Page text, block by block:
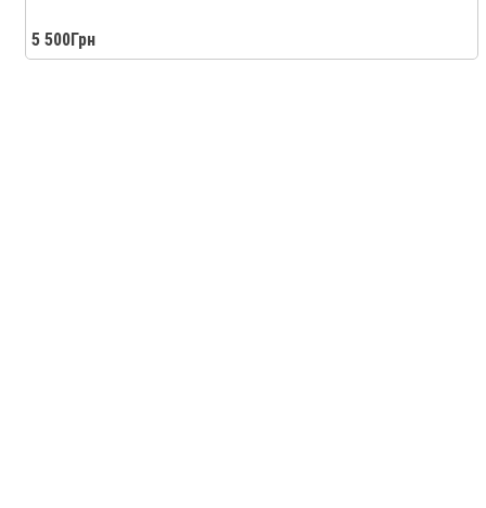
5 500Грн